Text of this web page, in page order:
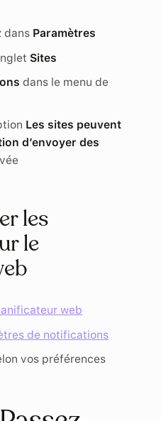
dans Paramètres
Sites
dans le menu de
Les sites peuvent
d’envoyer des
les
le
web
de notifications
vos préférences